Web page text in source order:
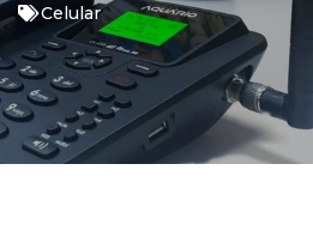
Celular